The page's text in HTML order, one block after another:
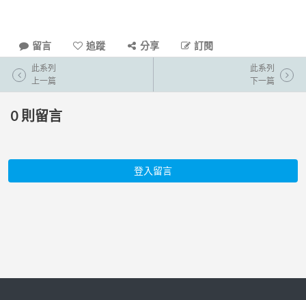
留言 追蹤 分享 訂閱
此系列
上一篇
此系列
下一篇
0 則留言
登入留言